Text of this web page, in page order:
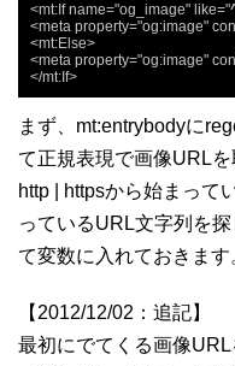
<mt:If name="og_image" like="
<meta property="og:image"
<mt:Else>
<meta property="og:image"
</mt:If>
まず、mt:entrybodyに
て正規表現で画像URLを
http | httpsから始まって
っているURL文字列を
て変数に入れておきます
【2012/12/02：追記】
最初にでてくる画像URL